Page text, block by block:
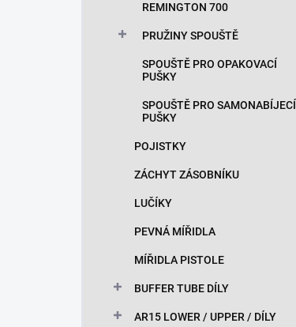
REMINGTON 700
PRUŽINY SPOUŠTĚ
SPOUŠTĚ PRO OPAKOVACÍ
PUŠKY
SPOUŠTĚ PRO SAMONABÍJECÍ
PUŠKY
POJISTKY
ZÁCHYT ZÁSOBNÍKU
LUČÍKY
PEVNÁ MÍŘIDLA
MÍŘIDLA PISTOLE
BUFFER TUBE DÍLY
AR15 LOWER / UPPER / DÍLY